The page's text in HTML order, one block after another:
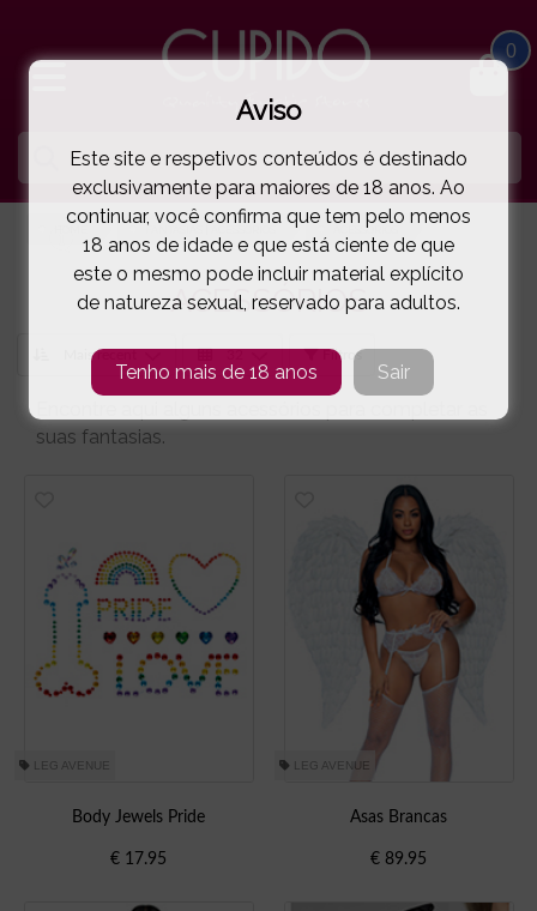
0
ACESSÓRIOS
ACESSÓRIOS
Filtros
suas fantasias.
LEG AVENUE
Body Jewels Pride
€ 17.95
LEG AVENUE
Asas Brancas
€ 89.95
Aviso
Este site e respetivos conteúdos é destinado
exclusivamente para maiores de 18 anos. Ao
continuar, você confirma que tem pelo menos
18 anos de idade e que está ciente de que
este o mesmo pode incluir material explícito
de natureza sexual, reservado para adultos.
Tenho mais de 18 anos Sair